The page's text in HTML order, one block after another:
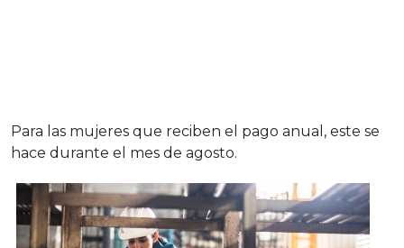
Para las mujeres que reciben el pago anual, este se
hace durante el mes de agosto.